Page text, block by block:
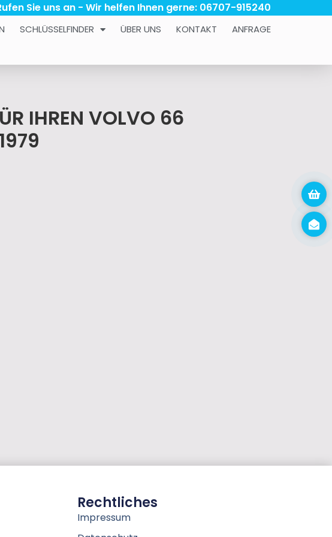
Sie uns an - Wir helfen Ihnen gerne: 06707-915240
SCHLÜSSELFINDER ÜBER UNS KONTAKT ANFRAGE
IHREN VOLVO 66
Rechtliches
Impressum